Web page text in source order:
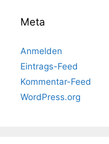
Meta
Anmelden
Eintrags-Feed
Kommentar-Feed
WordPress.org